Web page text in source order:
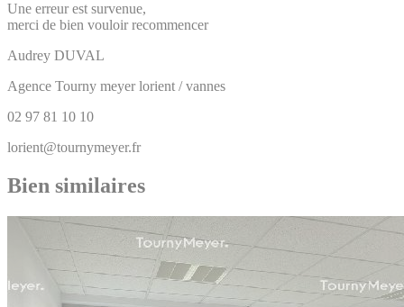
Une erreur est survenue,
merci de bien vouloir recommencer
Audrey DUVAL
Agence Tourny meyer lorient / vannes
02 97 81 10 10
lorient@tournymeyer.fr
Bien similaires